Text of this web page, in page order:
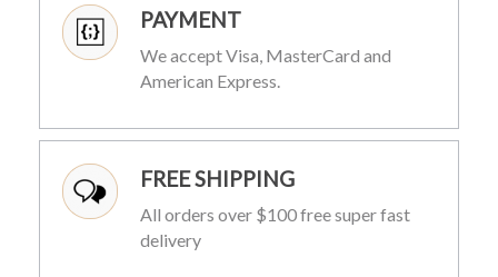
PAYMENT
We accept Visa, MasterCard and
American Express.
FREE SHIPPING
All orders over $100 free super fast
delivery